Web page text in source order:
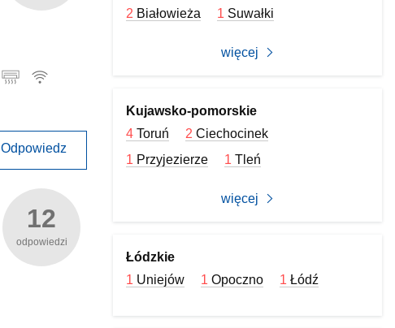
Odpowiedz
12
odpowiedzi
2 Białowieża 1 Suwałki
więcej
Kujawsko-pomorskie
4Toruń 2Ciechocinek
1 Przyjezierze 1Tleń
więcej
Łódzkie
1 Uniejów 1Opoczno 1Łódź